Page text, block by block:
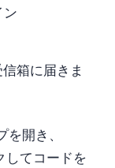
箱に届きま
開き、
してコードを